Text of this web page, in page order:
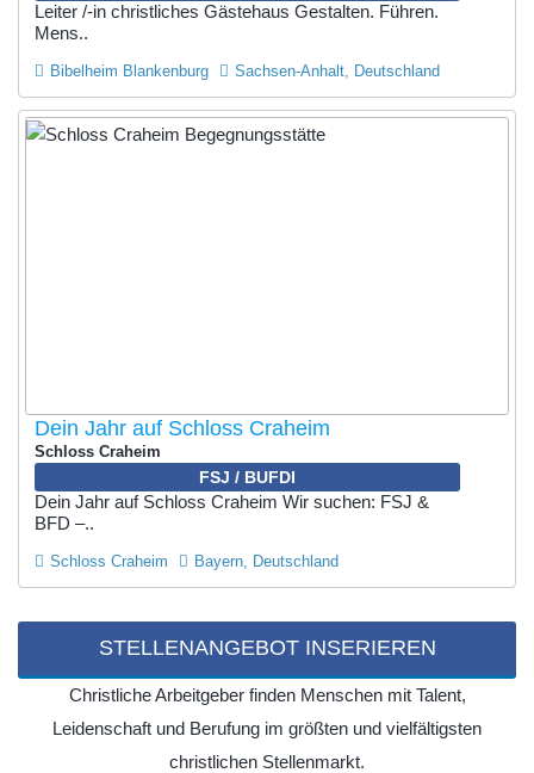
Leiter /-in christliches Gästehaus Gestalten. Führen.
Mens..
Bibelheim Blankenburg Sachsen-Anhalt, Deutschland
Dein Jahr auf Schloss Craheim
Schloss Craheim
FSJ / BUFDI
Dein Jahr auf Schloss Craheim Wir suchen: FSJ &
BFD –..
Schloss Craheim Bayern, Deutschland
STELLENANGEBOT INSERIEREN
Christliche Arbeitgeber finden Menschen mit Talent,
Leidenschaft und Berufung im größten und vielfältigsten
christlichen Stellenmarkt.